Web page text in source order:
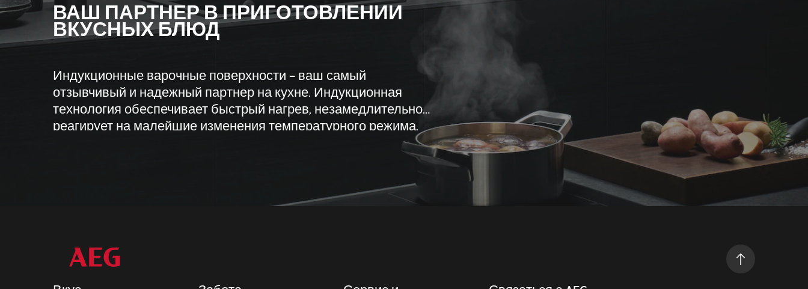
ВАШ ПАРТНЕР В ПРИГОТОВЛЕНИИ
ВКУСНЫХ БЛЮД
Индукционные варочные поверхности – ваш самый
отзывчивый и надежный партнер на кухне. Индукционная
технология обеспечивает быстрый нагрев, незамедлительно
реагирует на малейшие изменения температурного режима,
Благодаря более быстрому нагреву по сравнению с другими